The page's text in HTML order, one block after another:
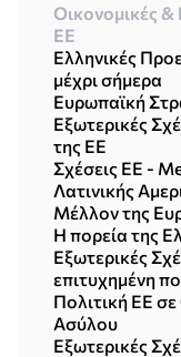
Οικονομικές
ΕΕ
Ελληνικές
μέχρι σήμερα
Ευρωπαϊκή
Εξωτερικές
της ΕΕ
Σχέσεις EE -
Λατινικής
Μέλλον της
H πορεία της
Εξωτερικές
επιτυχημένη
Πολιτική ΕΕ
Ασύλου
Εξωτερικές